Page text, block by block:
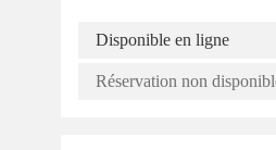
Disponible en ligne
Réservation non